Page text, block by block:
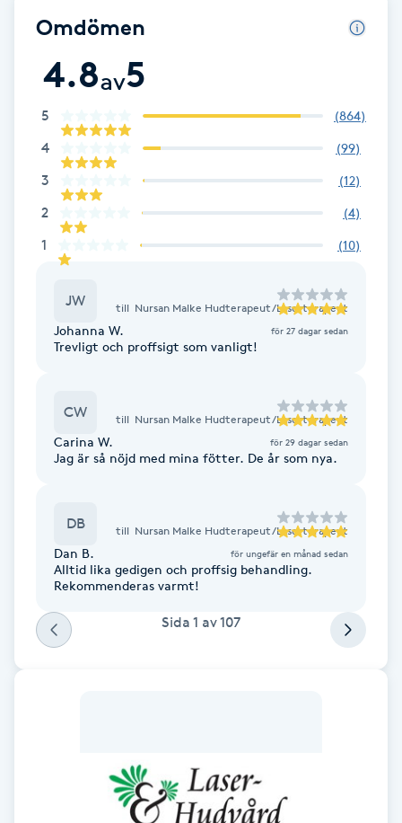
Fotsvamp
Fotvård
Fransborttagning
Fransfärgning
Fransförlängning Megavolym
Fransk manikyr
Friskvård
Friskvårdsmassage
Omdömen
4.8av5
5 (864)
4 (99)
3 (12)
2 (4)
1 (10)
JW till Nursan Malke Hudterapeut /Laserterapeut
Johanna W. för 27 dagar sedan
Trevligt och proffsigt som vanligt!
CW till Nursan Malke Hudterapeut /Laserterapeut
Carina W. för 29 dagar sedan
Jag är så nöjd med mina fötter. De år som nya.
DB till Nursan Malke Hudterapeut /Laserterapeut
Dan B. för ungefär en månad sedan
Alltid lika gedigen och proffsig behandling.
Rekommenderas varmt!
Sida 1 av107